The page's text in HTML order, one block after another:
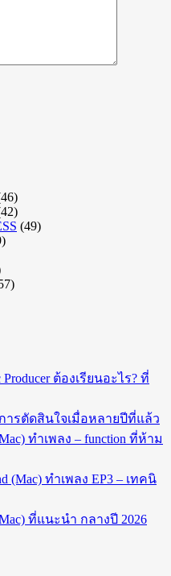
(49)
ต้องเรียนอะไร? ที่
รตัดสินใจเมื่อหลายปีที่แล้ว
ทำเพลง – function ที่ห้าม
(Mac) ทำเพลง EP3 – เทคนิ
ที่แนะนำ กลางปี 2026